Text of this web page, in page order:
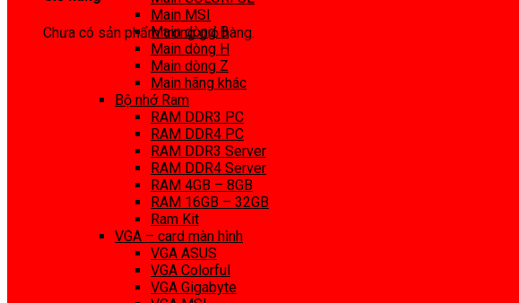
Chưa có sản phẩm trong giỏ hàng.
Main MSI
Main dòng B
Main dòng H
Main dòng Z
Main hãng khác
Bộ nhớ Ram
RAM DDR3 PC
RAM DDR4 PC
RAM DDR3 Server
RAM DDR4 Server
RAM 4GB – 8GB
RAM 16GB – 32GB
Ram Kit
VGA – card màn hình
VGA ASUS
VGA Colorful
VGA Gigabyte